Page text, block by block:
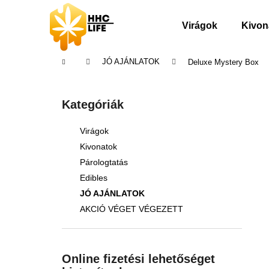
Virágok
KezdőlapJÓ AJÁNLATOK Deluxe Mystery Box
Kategóriák
átugrása
Kategóriák
Virágok
Kivonatok
Párologtatás
Edibles
JÓ AJÁNLATOK
AKCIÓ VÉGET VÉGEZETT
Online fizetési lehetőséget
Vissza
Vissza